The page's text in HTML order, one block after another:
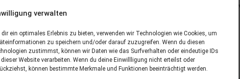
verwalten
dir ein optimales Erlebnis zu bieten, verwenden wir Technologien wie Cookies, um
zu speichern und/oder darauf zuzugreifen. Wenn du diesen
zustimmst, können wir Daten wie das Surfverhalten oder eindeutige IDs
Website verarbeiten. Wenn du deine Einwillligung nicht erteilst oder
können bestimmte Merkmale und Funktionen beeinträchtigt werden.
bred at
upHERE .